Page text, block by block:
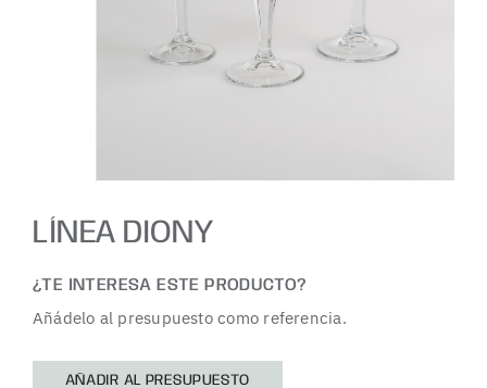
LÍNEA DIONY
¿TE INTERESA ESTE PRODUCTO?
Añádelo al presupuesto como referencia.
AÑADIR AL PRESUPUESTO